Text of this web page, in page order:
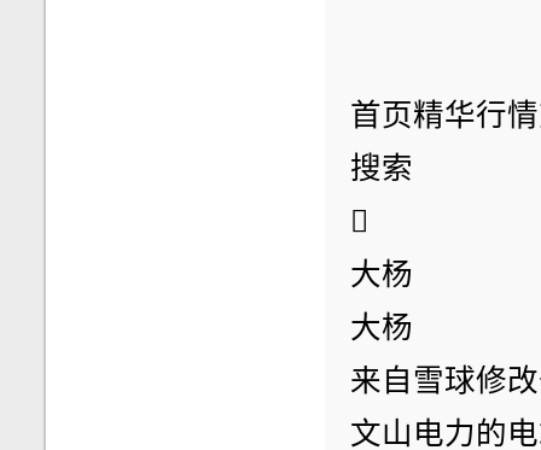
首页精华行
搜索

大杨
大杨
来自雪球修
文山电力的